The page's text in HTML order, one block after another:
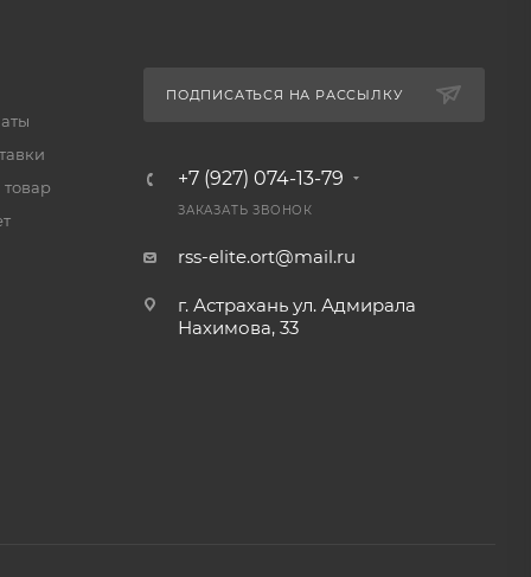
ПОДПИСАТЬСЯ НА РАССЫЛКУ
+7 (927) 074-13-79
ЗАКАЗАТЬ ЗВОНОК
rss-elite.ort@mail.ru
г. Астрахань ул. Адмирала
Нахимова, 33